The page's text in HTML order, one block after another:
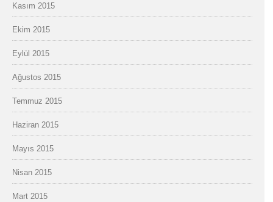
Kasım 2015
Ekim 2015
Eylül 2015
Ağustos 2015
Temmuz 2015
Haziran 2015
Mayıs 2015
Nisan 2015
Mart 2015